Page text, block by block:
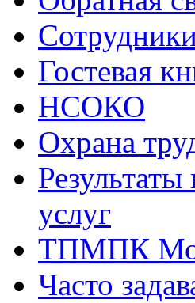
Гостевая
НСОКО
Охрана
услуг
ТПМПК
Часто